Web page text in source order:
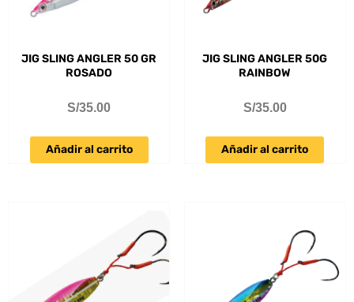
JIG SLING ANGLER 50 GR
ROSADO
S/35.00
Añadir al carrito
JIG SLING ANGLER 50G
RAINBOW
S/35.00
Añadir al carrito